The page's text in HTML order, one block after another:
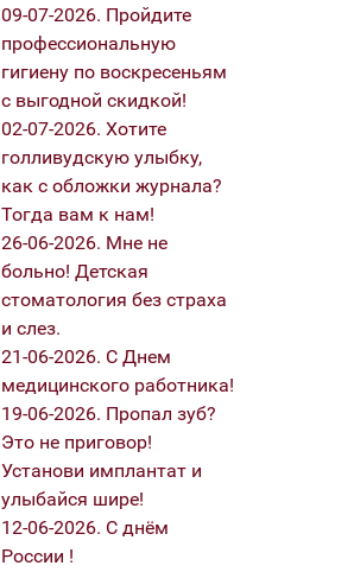
09-07-2026. Пройдите
профессиональную
гигиену по воскресеньям
с выгодной скидкой!
02-07-2026. Хотите
голливудскую улыбку,
как с обложки журнала?
Тогда вам к нам!
26-06-2026. Мне не
больно! Детская
стоматология без страха
и слез.
21-06-2026. С Днем
медицинского работника!
19-06-2026. Пропал зуб?
Это не приговор!
Установи имплантат и
улыбайся шире!
12-06-2026. С днём
России !